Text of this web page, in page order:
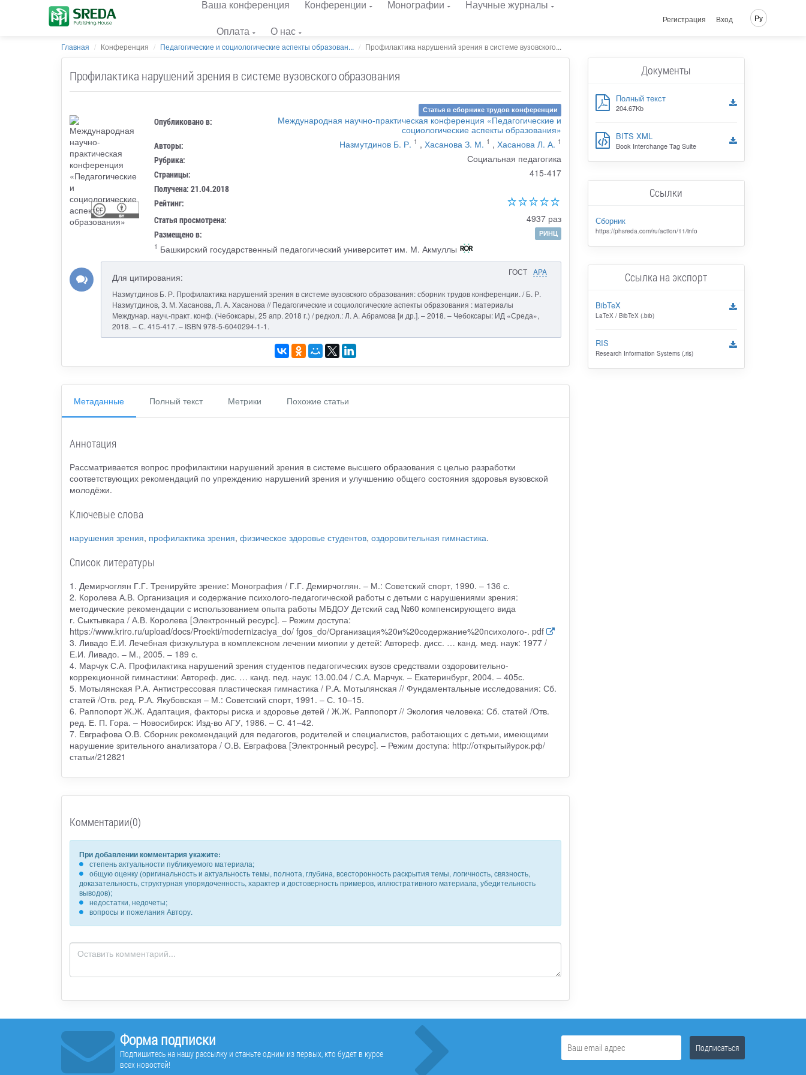
Ваша конференция Конференции Монографии
Научные журналы
Оплата
О нас
Регистрация Вход Ру
Главная Конференция Педагогические и социологические аспекты образован... Профилактика нарушений зрения в системе вузовского...
Профилактика нарушений зрения в системе вузовского образования
Статья в сборнике трудов конференции
Опубликовано в:
Международная научно-практическая конференция «Педагогические и
социологические аспекты образования»
Авторы: Назмутдинов Б. Р. 1 , Хасанова З. М. 1 , Хасанова Л. А. 1
Рубрика: Социальная педагогика
Страницы: 415-417
Получена: 21.04.2018
Рейтинг:
Статья просмотрена:
4937 раз
Размещено в:
РИНЦ
1 Башкирский государственный педагогический университет им. М. Акмуллы
ГОСТ APA
Для цитирования:
Назмутдинов Б. Р. Профилактика нарушений зрения в системе вузовского образования: сборник трудов конференции. / Б. Р.
Назмутдинов, З. М. Хасанова, Л. А. Хасанова // Педагогические и социологические аспекты образования : материалы
Междунар. науч.-практ. конф. (Чебоксары, 25 апр. 2018 г.) / редкол.: Л. А. Абрамова [и др.]. – 2018. – Чебоксары: ИД «Среда»,
2018. – С. 415-417. – ISBN 978-5-6040294-1-1.
Метаданные Полный текст Метрики Похожие статьи
Аннотация
Рассматривается вопрос профилактики нарушений зрения в системе высшего образования с целью разработки
соответствующих рекомендаций по упреждению нарушений зрения и улучшению общего состояния здоровья вузовской
молодёжи.
Ключевые слова
нарушения зрения, профилактика зрения, физическое здоровье студентов, оздоровительная гимнастика.
Список литературы
1. Демирчоглян Г.Г. Тренируйте зрение: Монография / Г.Г. Демирчоглян. – М.: Советский спорт, 1990. – 136 с.
2. Королева А.В. Организация и содержание психолого-педагогической работы с детьми с нарушениями зрения:
методические рекомендации с использованием опыта работы МБДОУ Детский сад №60 компенсирующего вида
г. Сыктывкара / А.В. Королева [Электронный ресурс]. – Режим доступа:
https://www.kriro.ru/upload/docs/Proekti/modernizaciya_do/ fgos_do/Организация%20и%20содержание%20психолого-. pdf
3. Ливадо Е.И. Лечебная физкультура в комплексном лечении миопии у детей: Автореф. дисс. … канд. мед. наук: 1977 /
Е.И. Ливадо. – М., 2005. – 189 с.
4. Марчук С.А. Профилактика нарушений зрения студентов педагогических вузов средствами оздоровительно-
коррекционной гимнастики: Автореф. дис. … канд. пед. наук: 13.00.04 / С.А. Марчук. – Екатеринбург, 2004. – 405с.
5. Мотылянская Р.А. Антистрессовая пластическая гимнастика / Р.А. Мотылянская // Фундаментальные исследования: Сб.
статей /Отв. ред. Р.А. Якубовская – М.: Советский спорт, 1991. – С. 10–15.
6. Раппопорт Ж.Ж. Адаптация, факторы риска и здоровье детей / Ж.Ж. Раппопорт // Экология человека: Сб. статей /Отв.
ред. Е. П. Гора. – Новосибирск: Изд-во АГУ, 1986. – С. 41–42.
7. Евграфова О.В. Сборник рекомендаций для педагогов, родителей и специалистов, работающих с детьми, имеющими
нарушение зрительного анализатора / О.В. Евграфова [Электронный ресурс]. – Режим доступа: http://открытыйурок.рф/
статьи/212821
Комментарии(0)
При добавлении комментария укажите:
степень актуальности публикуемого материала;
общую оценку (оригинальность и актуальность темы, полнота, глубина, всесторонность раскрытия темы, логичность, связность,
доказательность, структурная упорядоченность, характер и достоверность примеров, иллюстративного материала, убедительность
выводов);
недостатки, недочеты;
вопросы и пожелания Автору.
Документы
Полный текст
204.67Kb
BITS XML
Book Interchange Tag Suite
Ссылки
Сборник
https://phsreda.com/ru/action/11/info
Ссылка на экспорт
BibTeX
LaTeX / BibTeX (.bib)
RIS
Research Information Systems (.ris)
Форма подписки
Подпишитесь на нашу рассылку и станьте одним из первых, кто будет в курсе
всех новостей!